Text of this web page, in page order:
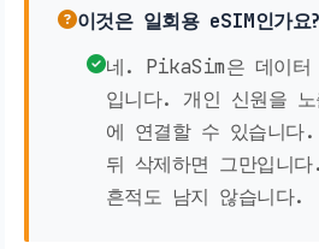
이것은 일회용 eSIM인가요?
네. PikaSim은 데이터
입니다. 개인 신원을
에 연결할 수 있습니다
뒤 삭제하면 그만입니
흔적도 남지 않습니다.